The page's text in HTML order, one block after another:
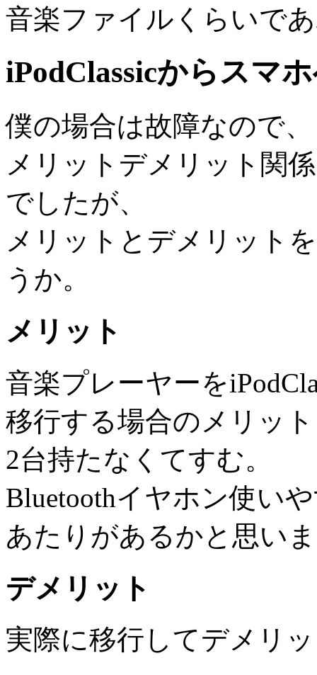
音楽ファイルくらいで
iPodClassicからスマ
僕の場合は故障なので、
メリットデメリット関
でしたが、
メリットとデメリット
うか。
メリット
音楽プレーヤーを
移行する場合のメリッ
2台持たなくてすむ。
Bluetoothイヤホン使い
あたりがあるかと思い
デメリット
実際に移行してデメリ